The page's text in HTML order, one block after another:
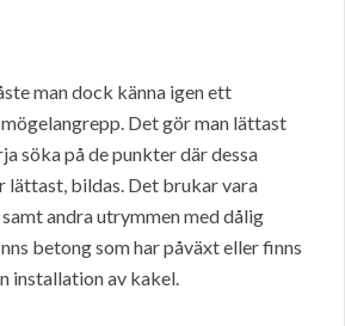
man dock känna igen ett
Det gör man lättast
söka på de punkter där dessa
lättast, bildas. Det brukar vara
andra utrymmen med dålig
betong som har påväxt eller finns
installation av kakel.